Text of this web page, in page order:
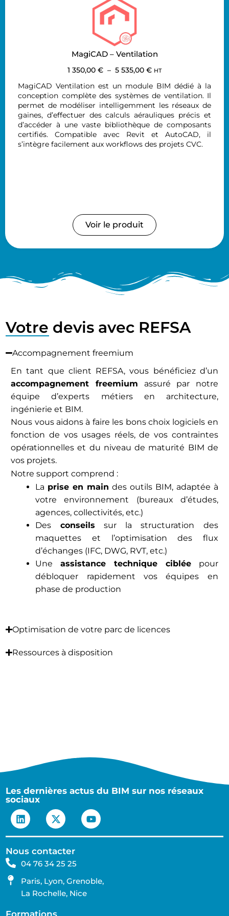
MagiCAD – Ventilation
1 350,00 € – 5 535,00 € HT
MagiCAD Ventilation est un module BIM dédié à la
conception complète des systèmes de ventilation. Il
permet de modéliser intelligemment les réseaux de
gaines, d’effectuer des calculs aérauliques précis et
d’accéder à une vaste bibliothèque de composants
certifiés. Compatible avec Revit et AutoCAD, il
s’intègre facilement aux workflows des projets CVC.
Voir le produit
Votre devis avec REFSA
Accompagnement freemium
En tant que client REFSA, vous bénéficiez d’un
accompagnement freemium assuré par notre
équipe d’experts métiers en architecture,
ingénierie et BIM.
Nous vous aidons à faire les bons choix logiciels en
fonction de vos usages réels, de vos contraintes
opérationnelles et du niveau de maturité BIM de
vos projets.
Notre support comprend :
La prise en main des outils BIM, adaptée à
votre environnement (bureaux d’études,
agences, collectivités, etc.)
Des conseils sur la structuration des
maquettes et l’optimisation des flux
d’échanges (IFC, DWG, RVT, etc.)
Uneassistance technique cibléepour
débloquer rapidement vos équipes en
phase de production
Optimisation de votre parc de licences
Ressources à disposition
Les dernières actus du BIM sur nos réseaux
sociaux
Nous contacter
04 76 34 25 25
Paris, Lyon, Grenoble,
La Rochelle, Nice
Formations